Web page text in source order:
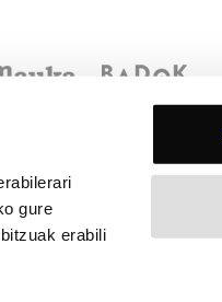
gure
erabili